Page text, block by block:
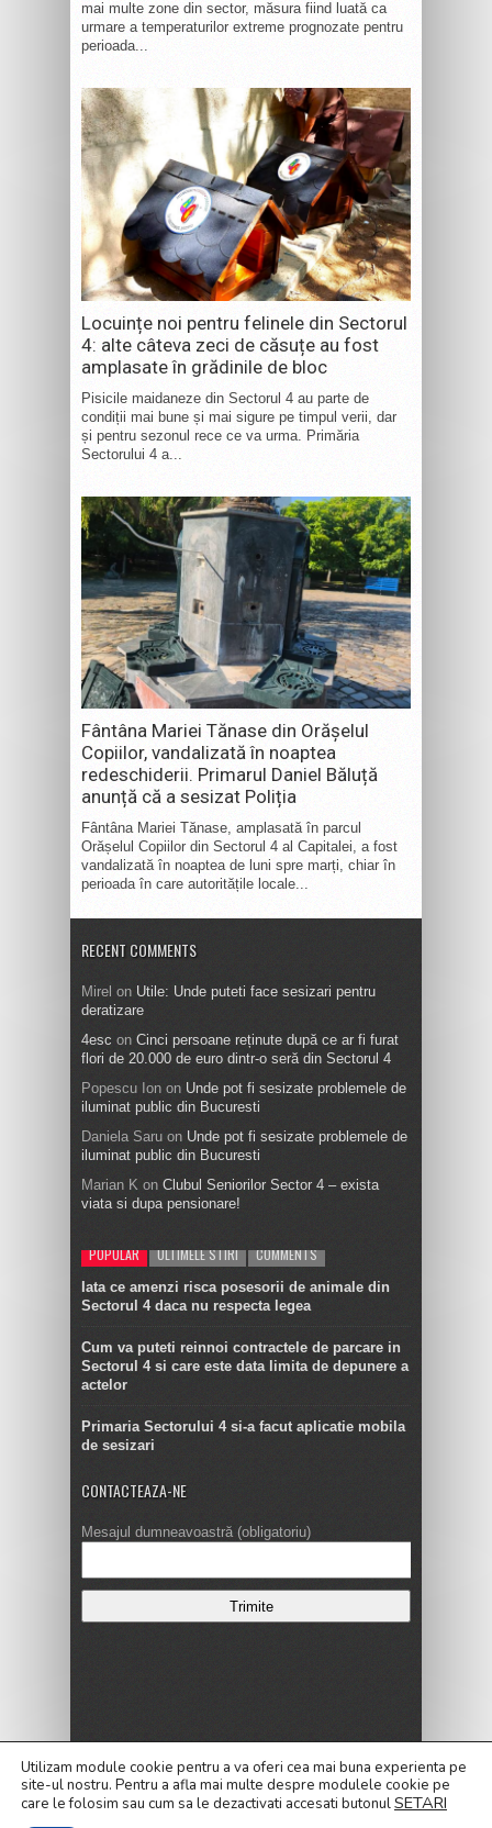
mai multe zone din sector, măsura fiind luată ca
urmare a temperaturilor extreme prognozate pentru
perioada...
Locuințe noi pentru felinele din Sectorul
4: alte câteva zeci de căsuțe au fost
amplasate în grădinile de bloc
Pisicile maidaneze din Sectorul 4 au parte de
condiții mai bune și mai sigure pe timpul verii, dar
și pentru sezonul rece ce va urma. Primăria
Sectorului 4 a...
Fântâna Mariei Tănase din Orășelul
Copiilor, vandalizată în noaptea
redeschiderii. Primarul Daniel Băluță
anunță că a sesizat Poliția
Fântâna Mariei Tănase, amplasată în parcul
Orășelul Copiilor din Sectorul 4 al Capitalei, a fost
vandalizată în noaptea de luni spre marți, chiar în
perioada în care autoritățile locale...
RECENT COMMENTS
Mirel on Utile: Unde puteti face sesizari pentru
deratizare
4esc on Cinci persoane reținute după ce ar fi furat
flori de 20.000 de euro dintr-o seră din Sectorul 4
Popescu Ion on Unde pot fi sesizate problemele de
iluminat public din Bucuresti
Daniela Saru on Unde pot fi sesizate problemele de
iluminat public din Bucuresti
Marian K on Clubul Seniorilor Sector 4 – exista
viata si dupa pensionare!
POPULAR ULTIMELE STIRI COMMENTS
Iata ce amenzi risca posesorii de animale din
Sectorul 4 daca nu respecta legea
Cum va puteti reinnoi contractele de parcare in
Sectorul 4 si care este data limita de depunere a
actelor
Primaria Sectorului 4 si-a facut aplicatie mobila
de sesizari
CONTACTEAZA-NE
Mesajul dumneavoastră (obligatoriu)
Copyright © 2016
ALEGERI LOCALE 2020
Alegeri Prezidentiale 2019
Cele mai noi Stiri
Contact Dezvaluiri Editorial
Galerie
Utilizam module cookie pentru a va oferi cea mai buna experienta pe
site-ul nostru. Pentru a afla mai multe despre modulele cookie pe
care le folosim sau cum sa le dezactivati accesati butonulSETARI